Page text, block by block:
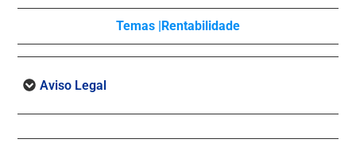
Temas |Rentabilidade
Aviso Legal